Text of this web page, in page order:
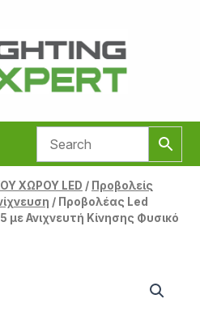
ΧΩΡΟΥ LED / Προβολείς
/ Προβολέας Led
με Ανιχνευτή Κίνησης Φυσικό